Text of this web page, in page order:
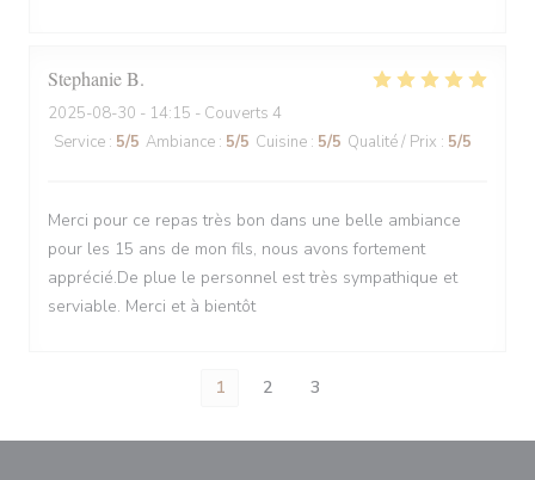
StephanieB
2025-08-30 - 14:15 - Couverts 4
Service : 5/5 Ambiance : 5/5 Cuisine : 5/5 Qualité / Prix : 5/5
Merci pour ce repas très bon dans une belle ambiance
pour les 15 ans de mon fils, nous avons fortement
apprécié.De plue le personnel est très sympathique et
serviable. Merci et à bientôt
1 2 3